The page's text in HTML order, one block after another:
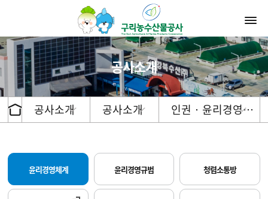
공사소개
공사소개 공사소개 인권 · 윤리경영…
윤리경영체계 윤리경영규범 청렴소통방